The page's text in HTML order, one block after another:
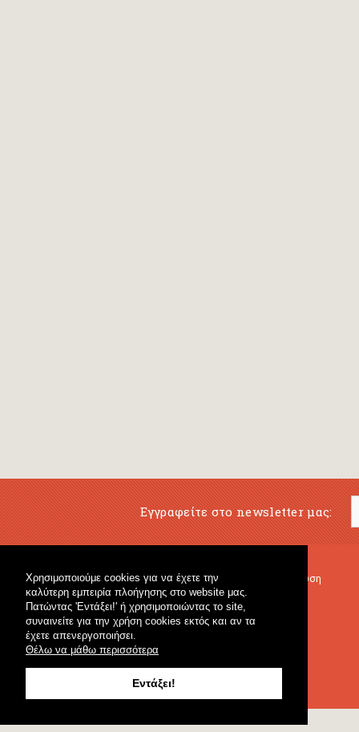
Χρησιμοποιούμε cookies για να έχετε την
καλύτερη εμπειρία πλοήγησης στο website μας.
Πατώντας 'Εντάξει!' ή χρησιμοποιώντας το site,
συναινείτε για την χρήση cookies εκτός και αν τα
έχετε απενεργοποιήσει.
Θέλω να μάθω περισσότερα
Εντάξει!
Εγγραφείτε στο newsletter μας:
Μουσικό Βιβλιοπωλείο
Κρουστά & Εκπαιδευτικό Υλικό
Γενικό Βιβλιοπωλείο
Μουσική Εκπαίδευση
Fagotto Blog